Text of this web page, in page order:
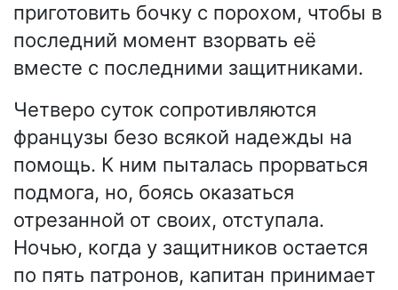
приготовить бочку с порохом, чтобы в
последний момент взорвать её
вместе с последними защитниками.
Четверо суток сопротивляются
французы безо всякой надежды на
помощь. К ним пыталась прорваться
подмога, но, боясь оказаться
отрезанной от своих, отступала.
Ночью, когда у защитников остается
по пять патронов, капитан принимает